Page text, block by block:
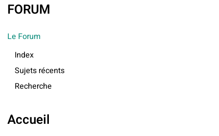
FORUM
Le Forum
Index
Sujets récents
Recherche
Accueil